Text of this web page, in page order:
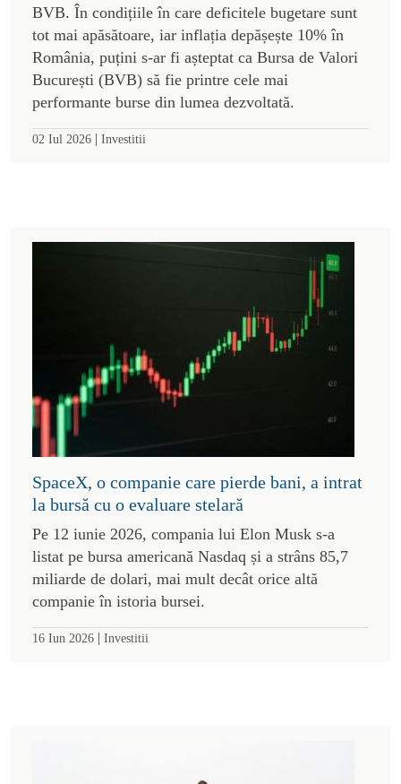
BVB. În condițiile în care deficitele bugetare sunt
tot mai apăsătoare, iar inflația depășește 10% în
România, puțini s-ar fi așteptat ca Bursa de Valori
București (BVB) să fie printre cele mai
performante burse din lumea dezvoltată.
02 Iul 2026 | Investitii
SpaceX, o companie care pierde bani, a intrat
la bursă cu o evaluare stelară
Pe 12 iunie 2026, compania lui Elon Musk s-a
listat pe bursa americană Nasdaq și a strâns 85,7
miliarde de dolari, mai mult decât orice altă
companie în istoria bursei.
16 Iun 2026 | Investitii